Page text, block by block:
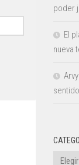
poder
El
nueva